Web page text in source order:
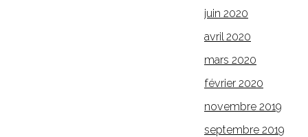
juin 2020
avril 2020
mars 2020
février 2020
novembre 2019
septembre 2019